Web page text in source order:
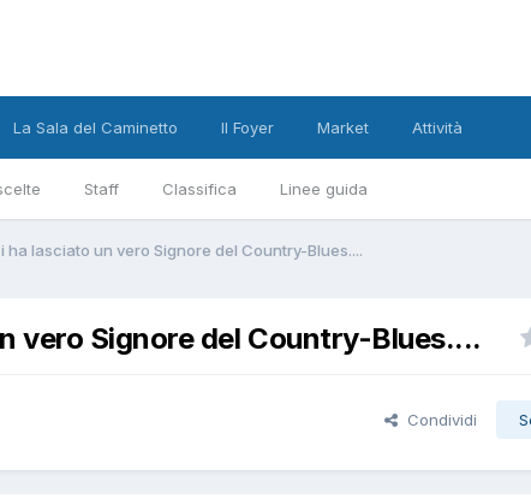
Staff Classifica Linee guida
La Sala del Caminetto Il Foyer Market Attività
ha lasciato un vero Signore del Country-Blues....
vero Signore del Country-Blues....
Condividi